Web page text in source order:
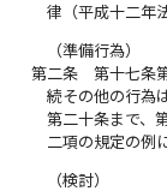
律（平成十二年
（準備行為）
第二条
第十七条
続その他の行為
第二十条まで、
二項の規定の例
（検討）